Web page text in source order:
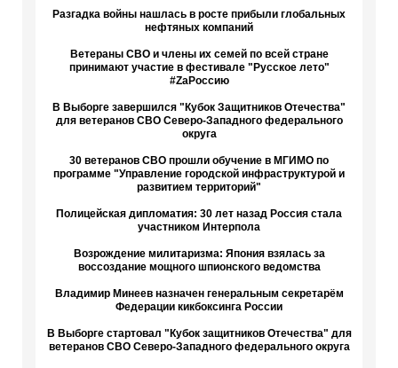
Разгадка войны нашлась в росте прибыли глобальных
нефтяных компаний
Ветераны СВО и члены их семей по всей стране
принимают участие в фестивале "Русское лето"
#ZaРоссию
В Выборге завершился "Кубок Защитников Отечества"
для ветеранов СВО Северо-Западного федерального
округа
30 ветеранов СВО прошли обучение в МГИМО по
программе "Управление городской инфраструктурой и
развитием территорий"
Полицейская дипломатия: 30 лет назад Россия стала
участником Интерпола
Возрождение милитаризма: Япония взялась за
воссоздание мощного шпионского ведомства
Владимир Минеев назначен генеральным секретарём
Федерации кикбоксинга России
В Выборге стартовал "Кубок защитников Отечества" для
ветеранов СВО Северо-Западного федерального округа